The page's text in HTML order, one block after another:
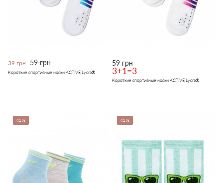
39 грн 59 грн
Короткие спортивные носки ACTIVE Lycra®
59 грн
3+1=3
Короткие спортивные носки ACTIVE Lycra®
41% 41%